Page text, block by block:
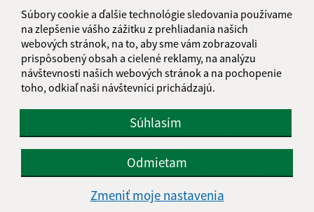
Súbory cookie a ďalšie technológie sledovania používame
na zlepšenie vášho zážitku z prehliadania našich
webových stránok, na to, aby sme vám zobrazovali
prispôsobený obsah a cielené reklamy, na analýzu
návštevnosti našich webových stránok a na pochopenie
toho, odkiaľ naši návštevníci prichádzajú.
Súhlasím
Odmietam
Zmeniť moje nastavenia
RSS
Správca obsahu:
Správca obsahu je Obec Zemplínska Teplica.
Vytvorené v súlade sJednotným dizajn manuálom
elektronických služieb.
CMS systém (redakčný) systém ECHELON 2
web portál
webhosting
wbx, s.r.o. domény
registrácia domény
spoločnosť wbx, s.r.o.
Technický prevádzkovateľ: